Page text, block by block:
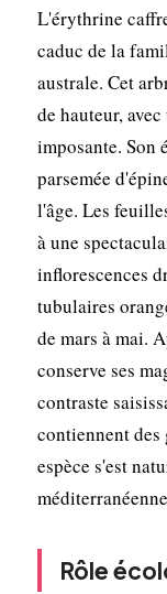
L'érythrine
caduc de la
australe. Cet
de hauteur,
imposante. Son
parsemée
l'âge. Les
à une
inflorescences
tubulaires
de mars à mai.
conserve ses
contraste
contiennent des
espèce s'est
Rôle